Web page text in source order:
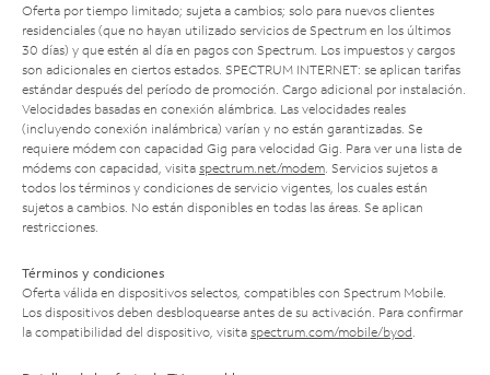
Oferta por tiempo limitado; sujeta a cambios; solo para nuevos clientes
residenciales (que no hayan utilizado servicios de Spectrum en los últimos
30 días) y que estén al día en pagos con Spectrum. Los impuestos y cargos
son adicionales en ciertos estados. SPECTRUM INTERNET: se aplican tarifas
estándar después del período de promoción. Cargo adicional por instalación.
Velocidades basadas en conexión alámbrica. Las velocidades reales
(incluyendo conexión inalámbrica) varían y no están garantizadas. Se
requiere módem con capacidad Gig para velocidad Gig. Para ver una lista de
módems con capacidad, visita spectrum.net/modem . Servicios sujetos a
todos los términos y condiciones de servicio vigentes, los cuales están
sujetos a cambios. No están disponibles en todas las áreas. Se aplican
restricciones.
Términos y condiciones
Oferta válida en dispositivos selectos, compatibles con Spectrum Mobile.
Los dispositivos deben desbloquearse antes de su activación. Para confirmar
la compatibilidad del dispositivo, visita spectrum.com/mobile/byod